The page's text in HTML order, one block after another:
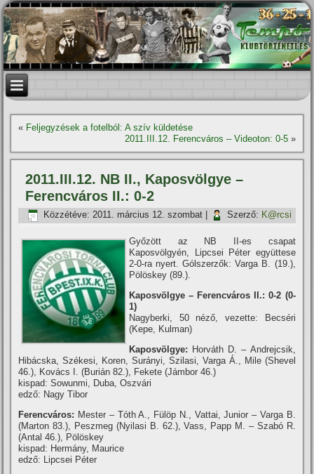
« Feljegyzések a fotelból: A szí­v küldetése
2011.III.12. Ferencváros – Videoton: 0-5»
2011.III.12. NB II., Kaposvölgye –
Ferencváros II.: 0-2
Közzétéve: 2011. március 12. szombat Szerző: K@rcsi
Győzött az NB II-es csapat
Kaposvölgyén, Lipcsei Péter együttese
2-0-ra nyert. Gólszerzők: Varga B. (19.),
Pölöskey (89.).
Kaposvölgye – Ferencváros II.: 0-2 (0-
1)
Nagyberki, 50 néző, vezette: Becséri
(Kepe, Kulman)
Kaposvölgye: Horváth D. – Andrejcsik,
Hibácska, Székesi, Koren, Surányi, Szilasi, Varga Á., Mile (Shevel
46.), Kovács I. (Burián 82.), Fekete (Jámbor 46.)
kispad: Sowunmi, Duba, Oszvári
edző: Nagy Tibor
Ferencváros: Mester – Tóth A., Fülöp N., Vattai, Junior – Varga B.
(Marton 83.), Peszmeg (Nyilasi B. 62.), Vass, Papp M. – Szabó R.
(Antal 46.), Pölöskey
kispad: Hermány, Maurice
edző: Lipcsei Péter